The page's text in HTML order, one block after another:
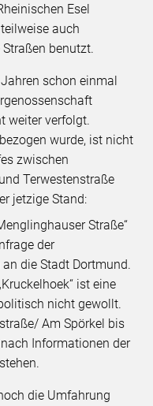
Esel
auch
benutzt.
schon einmal
weiter verfolgt.
wurde, ist nicht
zwischen
Terwestenstraße
jetzige Stand:
Straße“
der
die Stadt Dortmund.
ist eine
nicht gewollt.
Am Spörkel bis
Informationen der
die Umfahrung